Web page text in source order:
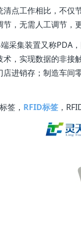
点工作相比，不仅
，无需人工调节，
采集装置又称PDA
术，实现数据的非接
店进销存；制造车间
签， RFID标签 ，